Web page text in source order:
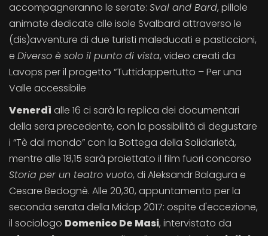
accompagneranno le serate: Sval and Bard, pillole
animate dedicate alle isole Svalbard attraverso le
(dis)avventure di due turisti maleducati e pasticcioni,
e Diverso è solo il punto di vista, video creati da
Lavops per il progetto “Tuttidappertutto – Per una
Valle accessibile
Venerdì alle 16 ci sarà la replica dei documentari
della sera precedente, con la possibilità di degustare
i “Tè dal mondo” con la Bottega della Solidarietà,
mentre alle 18,15 sarà proiettato il film fuori concorso
Storia per un teatro vuoto, di Aleksandr Balagura e
Cesare Bedognè. Alle 20,30, appuntamento per la
seconda serata della Midop 2017: ospite d'eccezione,
il sociologo Domenico De Masi, intervistato da